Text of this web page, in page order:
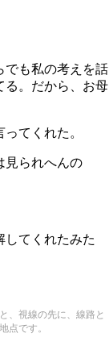
でも私の考えを話
る。だから、お母
てくれた。
見られへんの
してくれたみた
、視線の先に、線路と
点です。